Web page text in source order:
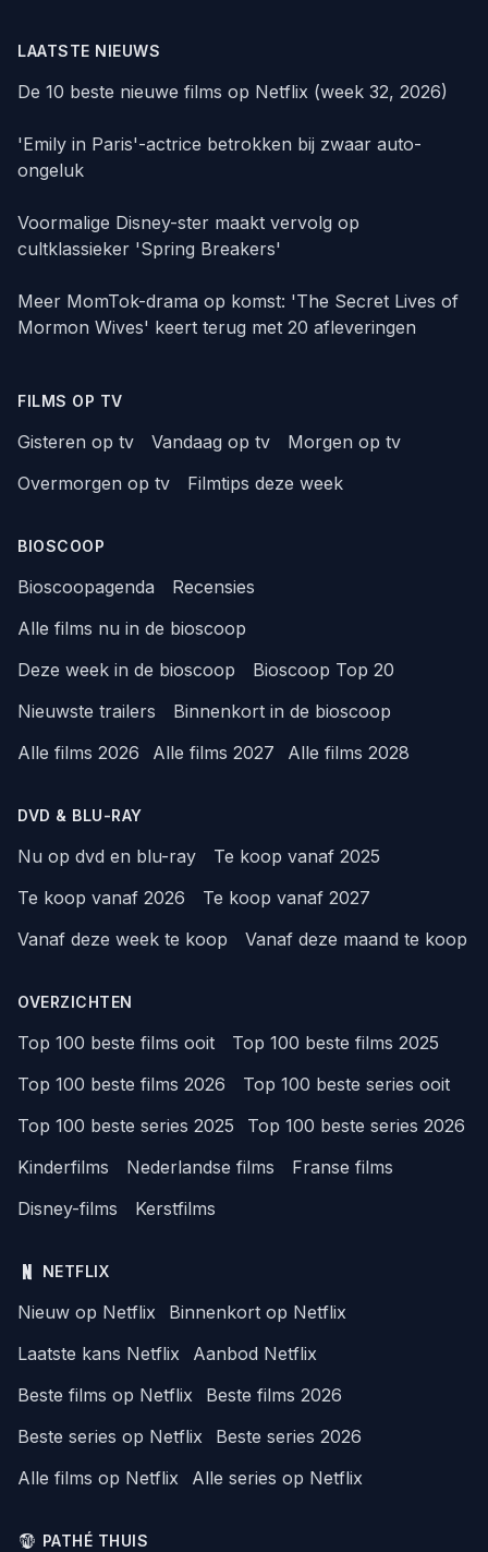
LAATSTE NIEUWS
De 10 beste nieuwe films op Netflix (week 32, 2026)
'Emily in Paris'-actrice betrokken bij zwaar auto-
ongeluk
Voormalige Disney-ster maakt vervolg op
cultklassieker 'Spring Breakers'
Meer MomTok-drama op komst: 'The Secret Lives of
Mormon Wives' keert terug met 20 afleveringen
FILMS OP TV
Gisteren op tv Vandaag op tv
Morgen op tv
Overmorgen op tv
Filmtips deze week
BIOSCOOP
Bioscoopagenda
Recensies
Alle films nu in de bioscoop
Deze week in de bioscoop
Bioscoop Top 20
Nieuwste trailers
Binnenkort in de bioscoop
Alle films 2026
Alle films 2027 Alle films 2028
DVD & BLU-RAY
Nu op dvd en blu-ray
Te koop vanaf 2025
Te koop vanaf 2026
Te koop vanaf 2027
Vanaf deze week te koop
Vanaf deze maand te koop
OVERZICHTEN
Top 100 beste films ooit
Top 100 beste films 2025
Top 100 beste films 2026
Top 100 beste series ooit
Top 100 beste series 2025
Top 100 beste series 2026
Kinderfilms
Nederlandse films
Franse films
Disney-films
Kerstfilms
NETFLIX
Nieuw op Netflix
Binnenkort op Netflix
Laatste kans Netflix
Aanbod Netflix
Beste films op Netflix
Beste films 2026
Beste series op Netflix
Beste series 2026
Alle films op Netflix
Alle series op Netflix
PATHÉ THUIS